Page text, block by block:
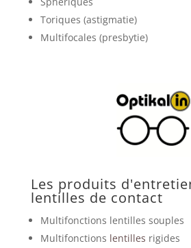
Toriques (astigmatie)
Multifocales (presbytie)
Les produits
lentilles de contact
Multifonctions lentilles souples
Multifonctions lentilles rigides